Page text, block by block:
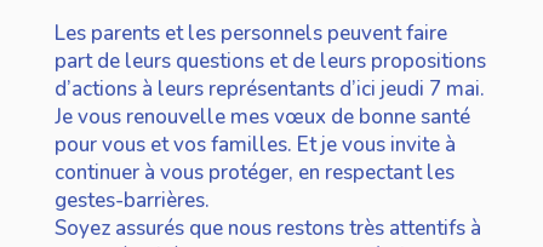
Les parents et les personnels peuvent faire
part de leurs questions et de leurs propositions
d’actions à leurs représentants d’ici jeudi 7 mai.
Je vous renouvelle mes vœux de bonne santé
pour vous et vos familles. Et je vous invite à
continuer à vous protéger, en respectant les
gestes-barrières.
Soyez assurés que nous restons très attentifs à